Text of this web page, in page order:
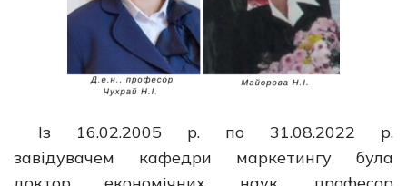
Із 16.02.2005 р. по 31.08.2022 р.
завідувачем кафедри маркетингу була